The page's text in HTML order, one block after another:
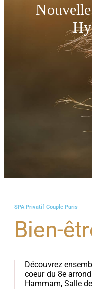
SPA Privatif Couple Paris
Bien-
Découvrez
coeur du 8e
Hammam, Salle